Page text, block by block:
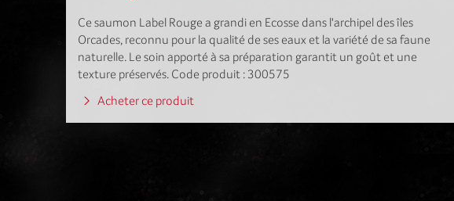
Ce saumon Label Rouge a grandi en Ecosse dans l'archipel des îles
Orcades, reconnu pour la qualité de ses eaux et la variété de sa faune
naturelle. Le soin apporté à sa préparation garantit un goût et une
texture préservés. Code produit : 300575
Acheter ce produit